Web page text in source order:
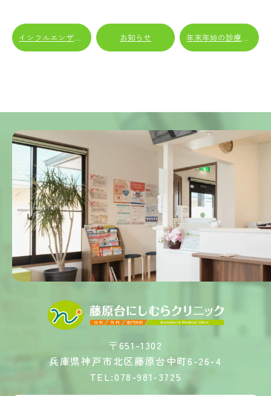
インフルエンザワクチン・新型コロナワクチン接種開始のご案内 お知らせ 年末年始の診療のご案内
〒651-1302
兵庫県神戸市北区藤原台中町6-26-4
TEL:078-981-3725